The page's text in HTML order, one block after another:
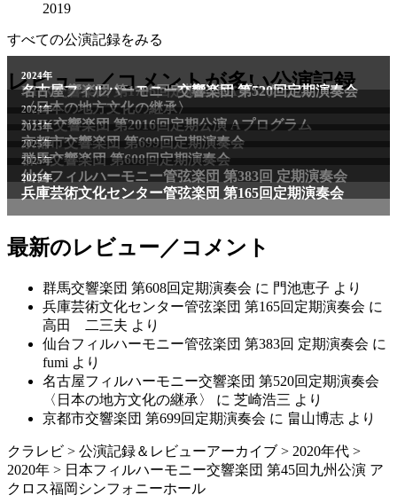
2019
すべての公演記録をみる
レビュー／コメントが多い公演記録
2011年
NHK交響楽団 第1706回定期公演Aプログラム
2024年
名古屋フィルハーモニー交響楽団 第520回定期演奏会
〈日本の地方文化の継承〉
2024年
NHK交響楽団 第2016回定期公演 Aプログラム
2025年
京都市交響楽団 第699回定期演奏会
2025年
群馬交響楽団 第608回定期演奏会
2025年
仙台フィルハーモニー管弦楽団 第383回 定期演奏会
2025年
兵庫芸術文化センター管弦楽団 第165回定期演奏会
最新のレビュー／コメント
群馬交響楽団 第608回定期演奏会 に 門池恵子 より
兵庫芸術文化センター管弦楽団 第165回定期演奏会 に
高田 二三夫 より
仙台フィルハーモニー管弦楽団 第383回 定期演奏会 に
fumi より
名古屋フィルハーモニー交響楽団 第520回定期演奏会
〈日本の地方文化の継承〉
に 芝崎浩三 より
京都市交響楽団 第699回定期演奏会 に 畠山博志 より
クラレビ > 公演記録＆レビューアーカイブ > 2020年代 >
2020年 > 日本フィルハーモニー交響楽団 第45回九州公演 ア
クロス福岡シンフォニーホール